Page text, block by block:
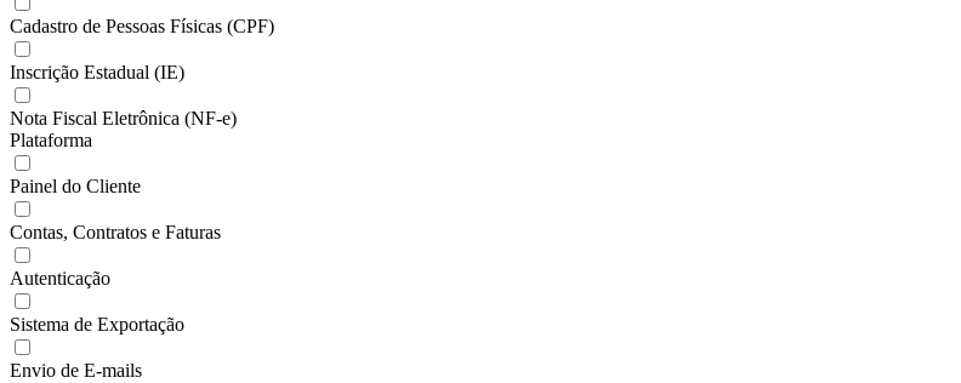
Cadastro de Pessoas Físicas (CPF)
Inscrição Estadual (IE)
Nota Fiscal Eletrônica (NF-e)
Plataforma
Painel do Cliente
Contas, Contratos e Faturas
Autenticação
Sistema de Exportação
Envio de E-mails